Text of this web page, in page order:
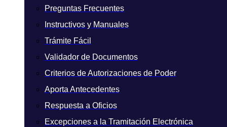
Preguntas Frecuentes
Instructivos y Manuales
Trámite Fácil
Validador de Documentos
Criterios de Autorizaciones de Poder
Aporta Antecedentes
Respuesta a Oficios
Excepciones a la Tramitación Electrónica